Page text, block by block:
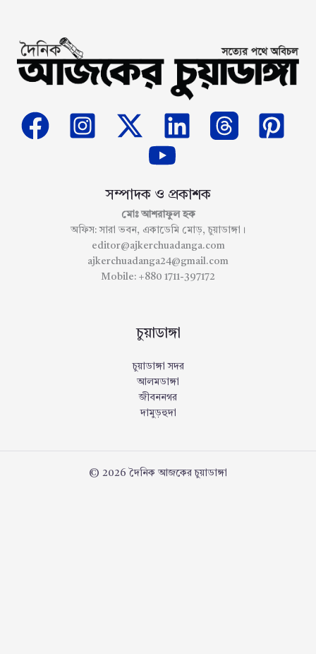
সম্পাদক ও প্রকাশক
মোঃ আশরাফুল হক
অফিস: সারা ভবন, একাডেমি মোড়, চুয়াডাঙ্গা।
editor@ajkerchuadanga.com
ajkerchuadanga24@gmail.com
Mobile: +880 1711-397172
চুয়াডাঙ্গা
চুয়াডাঙ্গা সদর
আলমডাঙ্গা
জীবননগর
দামুড়হুদা
© 2026 দৈনিক আজকের চুয়াডাঙ্গা